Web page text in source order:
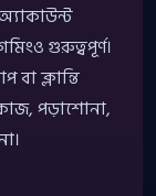
গুরুত্বপূর্ণ।
ক্লান্তি
পড়াশোনা,